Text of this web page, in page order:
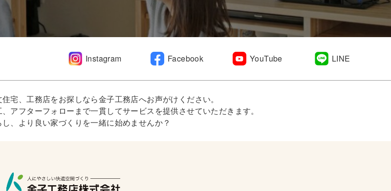
Instagram Facebook YouTube LINE
宅、工務店をお探しなら金子工務店へお声がけください。
アフターフォローまで一貫してサービスを提供させていただきます。
、より良い家づくりを一緒に始めませんか？